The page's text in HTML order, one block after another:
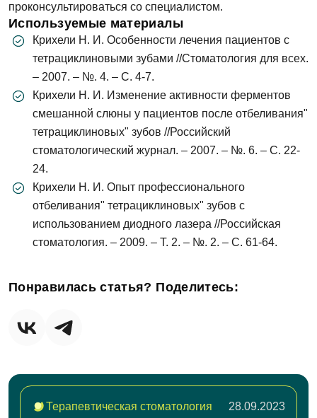
проконсультироваться со специалистом.
Используемые материалы
Крихели Н. И. Особенности лечения пациентов с
тетрациклиновыми зубами //Стоматология для всех.
– 2007. – №. 4. – С. 4-7.
Крихели Н. И. Изменение активности ферментов
смешанной слюны у пациентов после отбеливания"
тетрациклиновых" зубов //Российский
стоматологический журнал. – 2007. – №. 6. – С. 22-
24.
Крихели Н. И. Опыт профессионального
отбеливания" тетрациклиновых" зубов с
использованием диодного лазера //Российская
стоматология. – 2009. – Т. 2. – №. 2. – С. 61-64.
Понравилась статья? Поделитесь:
Терапевтическая стоматология 28.09.2023